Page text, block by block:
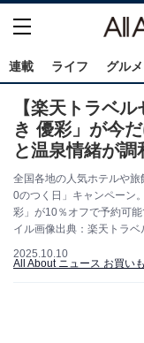
連載 ライフ グルメ
【楽天トラベ
き 優彩」が今
と温泉情緒が調
全国各地の人気ホテルや
0のつく日」キャンペー
彩」が10％オフで予約可
イル画像出典：楽天トラベ
2025.10.10
All About ニュース お買い